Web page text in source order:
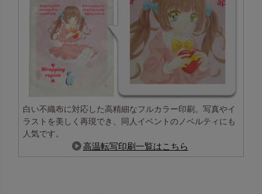
白い不織布に対応した高精細なフルカラー印刷。写真やイ
ラストを美しく再現でき、同人イベントのノベルティにも
人気です。
高温転写印刷一覧はこちら